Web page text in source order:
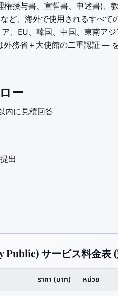
授与書、宣誓書、申述書)、
ど、海外で使用されるすべて
、EU、韓国、中国、東南ア
務省＋大使館の二重認証 — を
ー
内に見積回答
出
Public) サービス料金表
ราคา (บาท) หน่วย